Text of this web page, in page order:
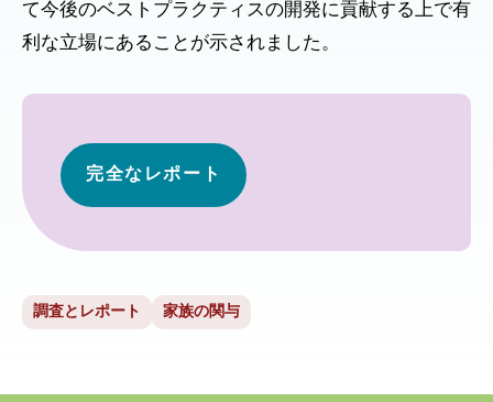
て今後のベストプラクティスの開発に貢献する上で有
利な立場にあることが示されました。
完全なレポート
調査とレポート 家族の関与